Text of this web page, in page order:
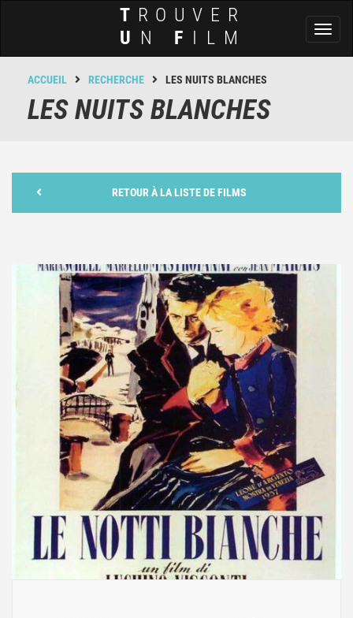
T ROUVER
U N F ILM
ACCUEIL RECHERCHE LES NUITS BLANCHES
LES NUITS BLANCHES
RETOUR À LA LISTE DE FILMS